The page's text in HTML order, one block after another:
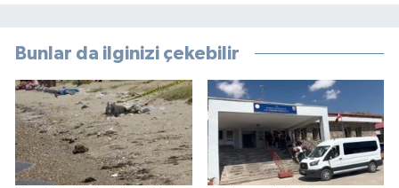
Bunlar da ilginizi çekebilir